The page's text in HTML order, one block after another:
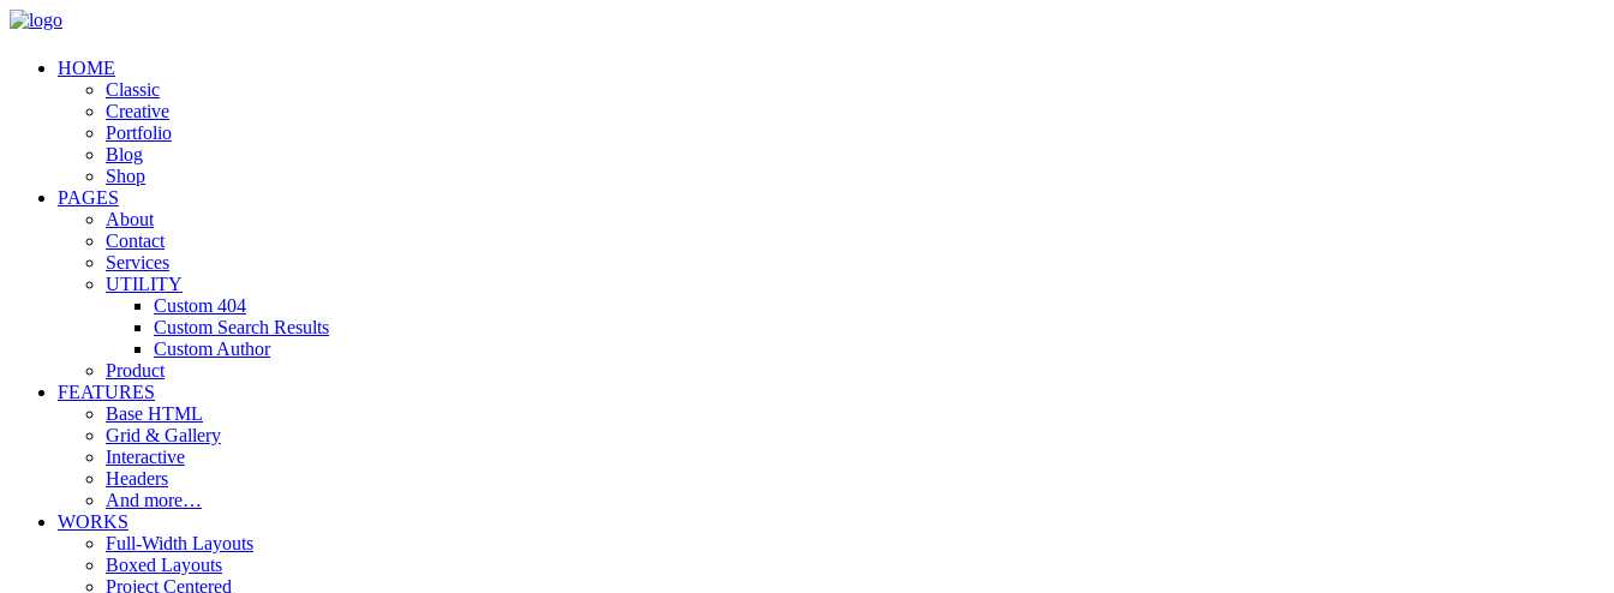
HOME
Classic
Creative
Portfolio
Blog
Shop
PAGES
About
Contact
Services
UTILITY
Custom 404
Custom Search Results
Custom Author
Product
FEATURES
Base HTML
Grid & Gallery
Interactive
Headers
And more…
WORKS
Full-Width Layouts
Boxed Layouts
Project Centered